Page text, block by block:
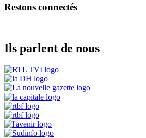
Restons connectés
Ils parlent de nous